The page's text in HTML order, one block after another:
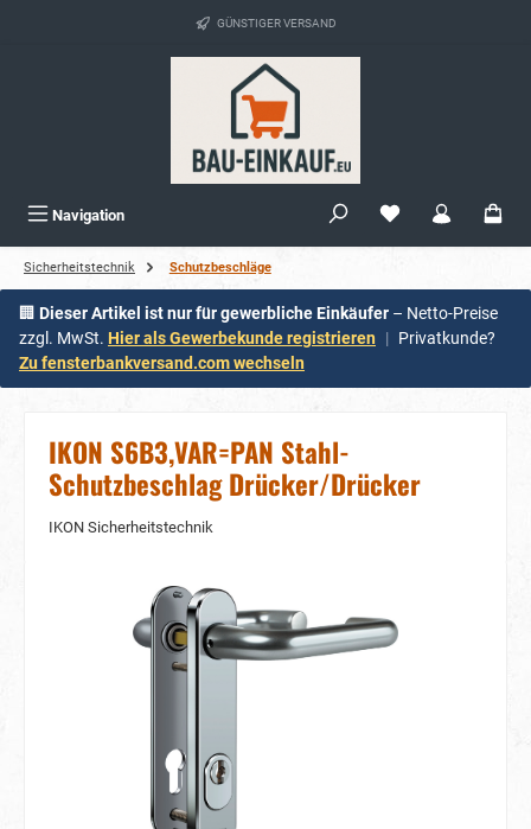
GÜNSTIGER VERSAND
Navigation
Sicherheitstechnik Schutzbeschläge
🏢 Dieser Artikel ist nur für gewerbliche Einkäufer – Netto-Preise
zzgl. MwSt. Hier als Gewerbekunde registrieren | Privatkunde?
Zu fensterbankversand.com wechseln
IKON S6B3,VAR=PAN Stahl-
Schutzbeschlag Drücker/Drücker
IKON Sicherheitstechnik
Bildergalerie überspringen